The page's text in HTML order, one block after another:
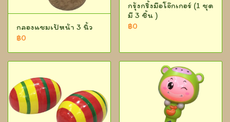
กลองแชมเป้หน้า 3 นิ้ว
฿0
กรุ้งกริ้งมือโจ๊กเกอร์ (1 ชุด
มี 3 ชิ้น )
฿0